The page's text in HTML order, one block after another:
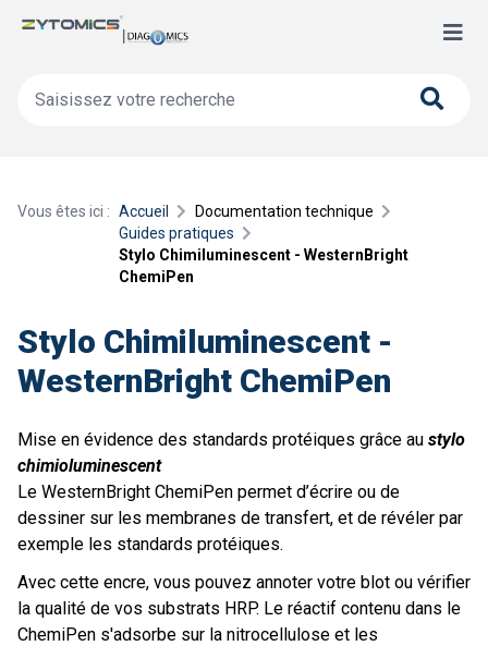
Vous êtes ici : Accueil
Documentation technique
Guides pratiques
Stylo Chimiluminescent - WesternBright
ChemiPen
Stylo Chimiluminescent -
WesternBright ChemiPen
Mise en évidence des standards protéiques grâce au stylo
chimioluminescent
Le WesternBright ChemiPen permet d’écrire ou de
dessiner sur les membranes de transfert, et de révéler par
exemple les standards protéiques.
Avec cette encre, vous pouvez annoter votre blot ou vérifier
la qualité de vos substrats HRP. Le réactif contenu dans le
ChemiPen s'adsorbe sur la nitrocellulose et les